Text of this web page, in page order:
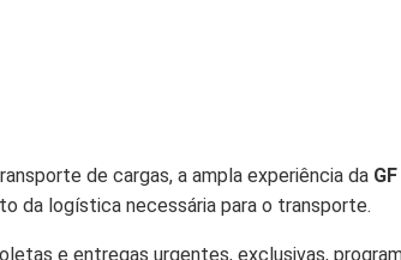
de cargas, a ampla experiência da
da logística necessária para o transporte.
e entregas urgentes, exclusivas,